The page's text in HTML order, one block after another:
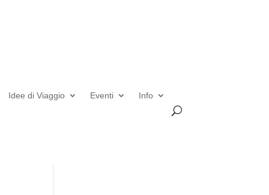
Idee di Viaggio Eventi Info